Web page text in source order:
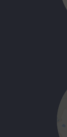
n’avons
d’établir la
registre
.
au 31